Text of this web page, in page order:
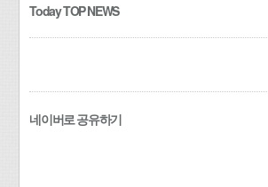
Today TOP NEWS
네이버로 공유하기